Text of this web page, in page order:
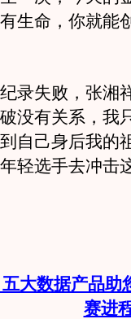
生命，你就能
失败，张湘
没有关系，我
自己身后我的
轻选手去冲击
大数据产品助
赛进